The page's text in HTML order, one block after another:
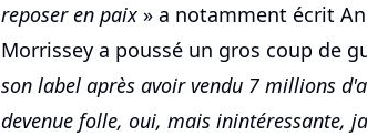
reposer en paix » a notamment écrit
Morrissey a poussé un gros coup de
son label après avoir vendu 7 millions
devenue folle, oui, mais inintéressante,